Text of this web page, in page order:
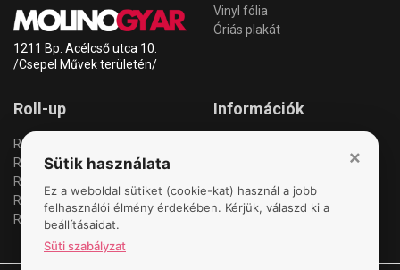
1211 Bp. Acélcső utca 10.
/Csepel Művek területén/
Vinyl fólia
Óriás plakát
Roll-up
Roll-up standard
Roll-up pémium
Roll-up két oldalas
Roll-up óriás
Roll-up csere
Információk
Kapcsolat
Cookie szabályzat
×
Sütik használata
Ez a weboldal sütiket (cookie-kat) használ a jobb
felhasználói élmény érdekében. Kérjük, válaszd ki a
beállításaidat.
Süti szabályzat